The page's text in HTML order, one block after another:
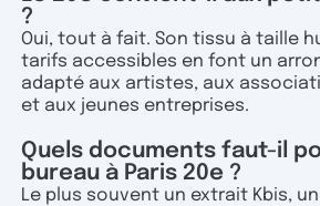
?
Oui, tout à fait. Son tissu à taille
tarifs accessibles en font un
adapté aux artistes, aux
et aux jeunes entreprises.
Quels documents faut-il
bureau à Paris 20e ?
Le plus souvent un extrait Kbis,